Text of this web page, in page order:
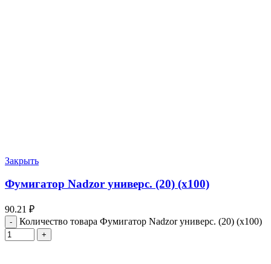
Закрыть
Фумигатор Nadzor универс. (20) (х100)
90.21 ₽
Количество товара Фумигатор Nadzor универс. (20) (х100)